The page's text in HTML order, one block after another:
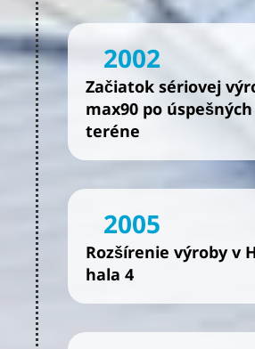
2002
Začiatok sériovej
max90 po
teréne
2005
Rozšírenie výroby v
hala 4